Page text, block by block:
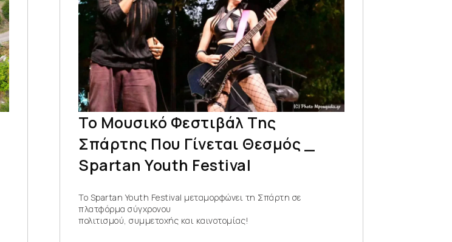
Το Μουσικό Φεστιβάλ Της
Σπάρτης Που Γίνεται Θεσμός _
Spartan Youth Festival
Το Spartan Youth Festival μεταμορφώνει τη Σπάρτη σε
πλατφόρμα σύγχρονου
πολιτισμού, συμμετοχής και καινοτομίας!